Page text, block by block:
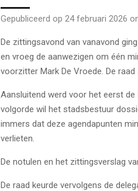
Gepubliceerd op 24 februari 2026
De zittingsavond van vanavond
en vroeg de aanwezigen om één
voorzitter Mark De Vroede. De
Aansluitend werd voor het eerst de
volgorde wil het stadsbestuur
immers dat deze agendapunten
verlieten.
De notulen en het zittingsverslag
De raad keurde vervolgens de